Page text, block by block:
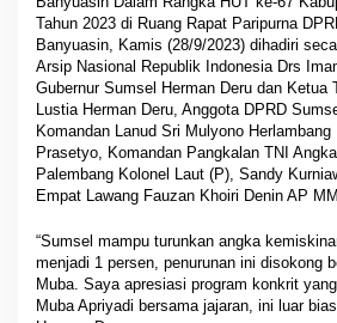
Tahun 2023 di Ruang Rapat Paripurna
Banyuasin, Kamis (28/9/2023) dihadiri
Arsip Nasional Republik Indonesia Drs
Gubernur Sumsel Herman Deru dan
Lustia Herman Deru, Anggota DPRD
Komandan Lanud Sri Mulyono
Prasetyo, Komandan Pangkalan TNI
Palembang Kolonel Laut (P), Sandy
Empat Lawang Fauzan Khoiri Denin AP
“Sumsel mampu turunkan angka
menjadi 1 persen, penurunan ini disokong
Muba. Saya apresiasi program konkrit
Muba Apriyadi bersama jajaran, ini luar